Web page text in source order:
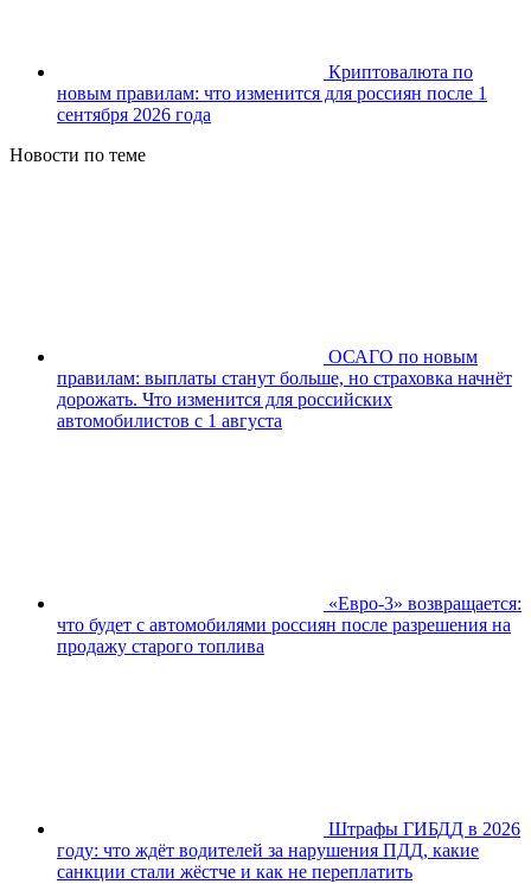
Криптовалюта по
новым правилам: что изменится для россиян после 1
сентября 2026 года
Новости по теме
ОСАГО по новым
правилам: выплаты станут больше, но страховка начнёт
дорожать. Что изменится для российских
автомобилистов с 1 августа
«Евро-3» возвращается:
что будет с автомобилями россиян после разрешения на
продажу старого топлива
Штрафы ГИБДД в 2026
году: что ждёт водителей за нарушения ПДД, какие
санкции стали жёстче и как не переплатить